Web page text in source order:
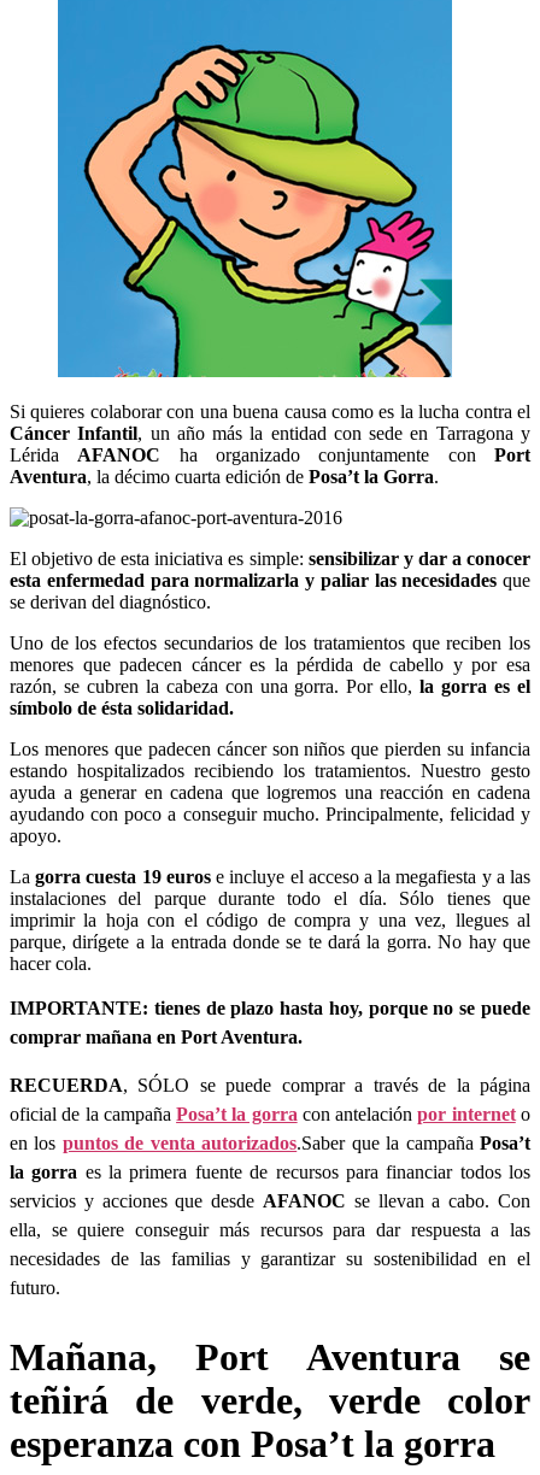
Si quieres colaborar con una buena causa como es la lucha contra el
Cáncer Infantil, un año más la entidad con sede en Tarragona y
LéridaAFANOC ha organizado conjuntamente conPort
Aventura, la décimo cuarta edición de Posa’t la Gorra.
El objetivo de esta iniciativa es simple: sensibilizar y dar a conocer
esta enfermedad para normalizarla y paliar las necesidades que
se derivan del diagnóstico.
Uno de los efectos secundarios de los tratamientos que reciben los
menores que padecen cáncer es la pérdida de cabello y por esa
razón, se cubren la cabeza con una gorra. Por ello,la gorra es el
símbolo de ésta solidaridad.
Los menores que padecen cáncer son niños que pierden su infancia
estando hospitalizados recibiendo los tratamientos. Nuestro gesto
ayuda a generar en cadena que logremos una reacción en cadena
ayudando con poco a conseguir mucho. Principalmente, felicidad y
apoyo.
La gorra cuesta 19 eurose incluye el acceso a la megafiesta y a las
instalaciones del parque durante todo el día. Sólo tienes que
imprimir la hoja con el código de compra y una vez, llegues al
parque, dirígete a la entrada donde se te dará la gorra. No hay que
hacer cola.
IMPORTANTE: tienes de plazo hasta hoy, porque no se puede
comprar mañana en Port Aventura.
RECUERDA, SÓLO se puede comprar a través de la página
oficial de la campañaPosa’t la gorracon antelaciónpor interneto
en los puntos de venta autorizados.Saber que la campañaPosa’t
la gorra es la primera fuente de recursos para financiar todos los
servicios y acciones que desde AFANOC se llevan a cabo. Con
ella, se quiere conseguir más recursos para dar respuesta a las
necesidades de las familias y garantizar su sostenibilidad en el
futuro.
Mañana, Port Aventura se
teñirá de verde, verde color
esperanza con Posa’t la gorra